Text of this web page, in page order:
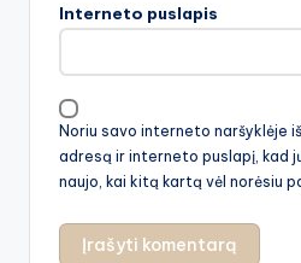
Interneto puslapis
Noriu savo interneto naršyklėje
adresą ir interneto puslapį, kad
naujo, kai kitą kartą vėl norėsiu